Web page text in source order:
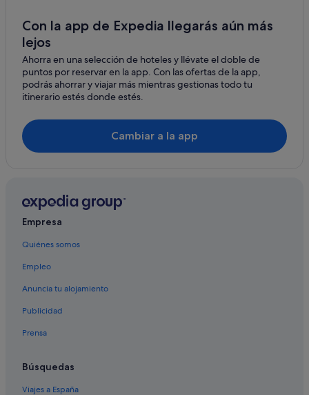
Hoteles baratos en Cangas
Casas rurales en Cangas
Apartamentos en Coiro
Pensiones en Cangas
Apartoteles en Cangas
Albergues en Cangas
Hoteles con spa en Moaña
Cangas hoteles
Hoteles de 5 estrellas en Cangas
Hoteles de aventura en Moaña
Vigo hoteles
Residences en Moaña
Albergues en O Morrazo
Chalets en Moaña
Paradores hoteles en Moaña
Coiro hoteles
Con la app de Expedia llegarás aún más
lejos
Ahorra en una selección de hoteles y llévate el doble de
puntos por reservar en la app. Con las ofertas de la app,
podrás ahorrar y viajar más mientras gestionas todo tu
itinerario estés donde estés.
Cambiar a la app
Empresa
Quiénes somos
Empleo
Anuncia tu alojamiento
Publicidad
Prensa
Búsquedas
Viajes a España